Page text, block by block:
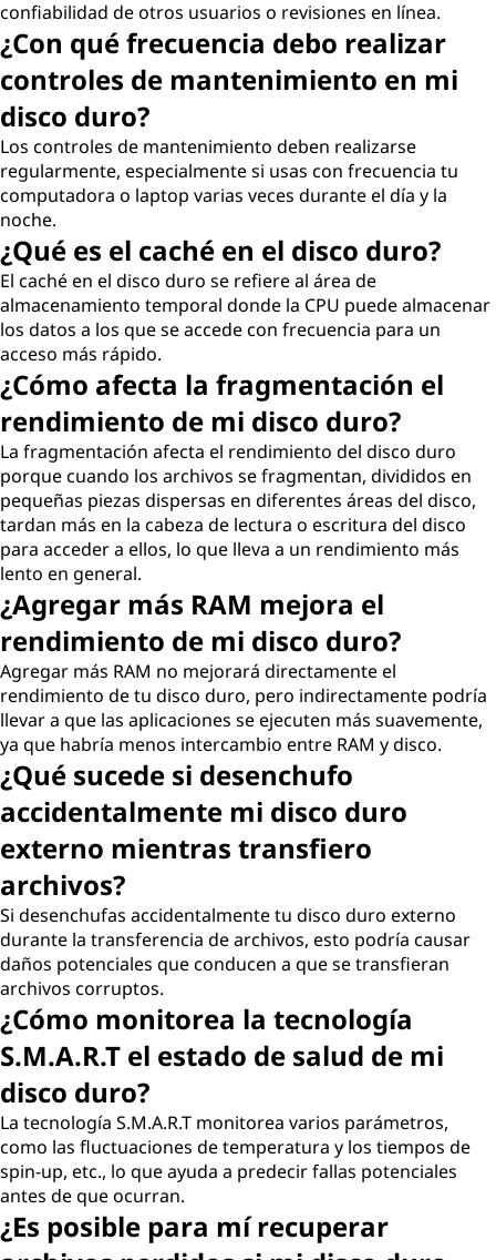
confiabilidad de otros usuarios o revisiones en línea.
¿Con qué frecuencia debo realizar
controles de mantenimiento en mi
disco duro?
Los controles de mantenimiento deben realizarse
regularmente, especialmente si usas con frecuencia tu
computadora o laptop varias veces durante el día y la
noche.
¿Qué es el caché en el disco duro?
El caché en el disco duro se refiere al área de
almacenamiento temporal donde la CPU puede almacenar
los datos a los que se accede con frecuencia para un
acceso más rápido.
¿Cómo afecta la fragmentación el
rendimiento de mi disco duro?
La fragmentación afecta el rendimiento del disco duro
porque cuando los archivos se fragmentan, divididos en
pequeñas piezas dispersas en diferentes áreas del disco,
tardan más en la cabeza de lectura o escritura del disco
para acceder a ellos, lo que lleva a un rendimiento más
lento en general.
¿Agregar más RAM mejora el
rendimiento de mi disco duro?
Agregar más RAM no mejorará directamente el
rendimiento de tu disco duro, pero indirectamente podría
llevar a que las aplicaciones se ejecuten más suavemente,
ya que habría menos intercambio entre RAM y disco.
¿Qué sucede si desenchufo
accidentalmente mi disco duro
externo mientras transfiero
archivos?
Si desenchufas accidentalmente tu disco duro externo
durante la transferencia de archivos, esto podría causar
daños potenciales que conducen a que se transfieran
archivos corruptos.
¿Cómo monitorea la tecnología
S.M.A.R.T el estado de salud de mi
disco duro?
La tecnología S.M.A.R.T monitorea varios parámetros,
como las fluctuaciones de temperatura y los tiempos de
spin-up, etc., lo que ayuda a predecir fallas potenciales
antes de que ocurran.
¿Es posible para mí recuperar